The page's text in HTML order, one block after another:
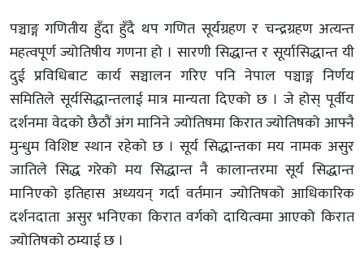
पञ्चाङ्ग गणितीय हुँदा हुँदै थप गणित सूर्यग्रहण र चन्द्रग्रहण अत्यन्त
महत्वपूर्ण ज्योतिषीय गणना हो । सारणी सिद्धान्त र सूर्यासिद्धान्त यी
दुई प्रविधिबाट कार्य सञ्चालन गरिए पनि नेपाल पञ्चाङ्ग निर्णय
समितिले सूर्यसिद्धान्तलाई मात्र मान्यता दिएको छ । जे होस् पूर्वीय
दर्शनमा वेदको छैठौं अंग मानिने ज्योतिषमा किरात ज्योतिषको आफ्नै
मुन्धुम विशिष्ट स्थान रहेको छ । सूर्य सिद्धान्तका मय नामक असुर
जातिले सिद्ध गरेको मय सिद्धान्त नै कालान्तरमा सूर्य सिद्धान्त
मानिएको इतिहास अध्ययन् गर्दा वर्तमान ज्योतिषको आधिकारिक
दर्शनदाता असुर भनिएका किरात वर्गको दायित्वमा आएको किरात
ज्योतिषको ठम्याई छ ।